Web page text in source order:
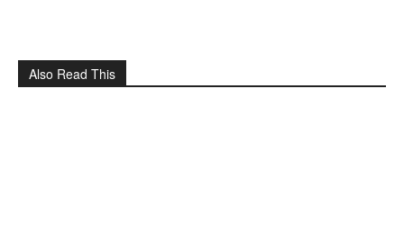
Also Read This